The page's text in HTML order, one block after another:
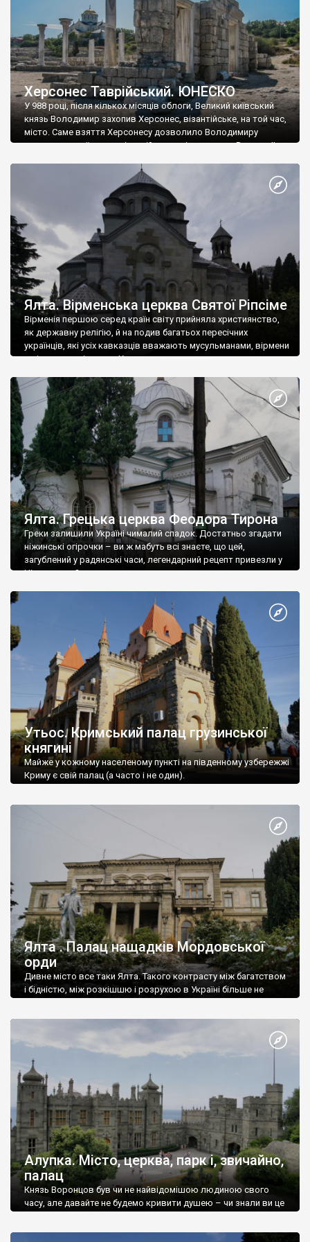
Херсонес Таврійський. ЮНЕСКО
У 988 році, після кількох місяців облоги, Великий київський
князь Володимир захопив Херсонес, візантійське, на той час,
місто. Саме взяття Херсонесу дозволило Володимиру
диктувати свої умови візантійському імператору Василю ІІ, та
Херсонесі Володимир-язичник, став Василем-християнином.
А потім було Хрещення Русі. На честь Херсонесу Таврійського
Ялта. Вірменська церква Святої Ріпсіме
Вірменія першою серед країн світу прийняла християнство,
як державну релігію, й на подив багатьох пересічних
українців, які усіх кавказців вважають мусульманами, вірмени
є відданими вірянами Христа
Ялта. Грецька церква Феодора Тирона
Греки залишили Україні чималий спадок. Достатньо згадати
ніжинські огірочки – ви ж мабуть всі знаєте, що цей,
загублений у радянські часи, легендарний рецепт привезли у
Ніжин греки?
Утьос. Кримський палац грузинської
княгині
Майже у кожному населеному пункті на південному узбережжі
Криму є свій палац (а часто і не один).
Ялта . Палац нащадків Мордовської
орди
Дивне місто все таки Ялта. Такого контрасту між багатством
і бідністю, між розкішшю і розрухою в Україні більше не
Алупка. Місто, церква, парк і, звичайно,
палац
Князь Воронцов був чи не найвідомішою людиною свого
часу, але давайте не будемо кривити душею – чи знали ви це